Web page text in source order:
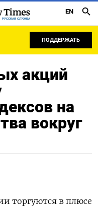
РУССКАЯ СЛУЖБА
EN
ПОДДЕРЖАТЬ
акций
на
вокруг
торгуются в плюсе